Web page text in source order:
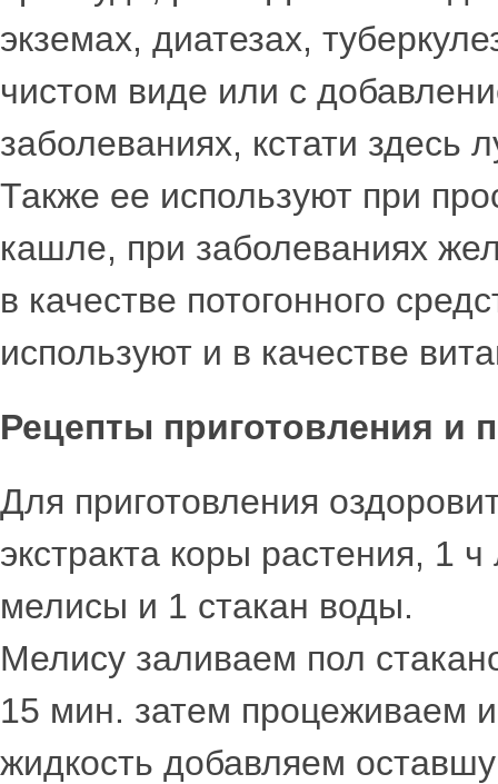
экземах, диатезах,
чистом виде или с
заболеваниях, кстати здесь
Также ее используют при
кашле, при заболеваниях
в качестве потогонного
используют и в качестве
Рецепты приготовления и
Для приготовления
экстракта коры растения, 1
мелисы и 1 стакан воды.
Мелису заливаем пол
15 мин. затем процеживаем
жидкость добавляем